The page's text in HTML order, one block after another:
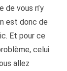
vous n’y
est donc de
Et pour ce
celui
allez